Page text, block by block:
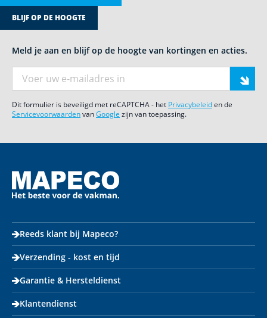
BLIJF OP DE HOOGTE
Meld je aan en blijf op de hoogte van kortingen en acties.
Dit formulier is beveiligd met reCAPTCHA - het Privacybeleiden de
ServicevoorwaardenvanGoogle zijn van toepassing.
Reeds klant bij Mapeco?
Verzending - kost en tijd
Garantie & Hersteldienst
Klantendienst